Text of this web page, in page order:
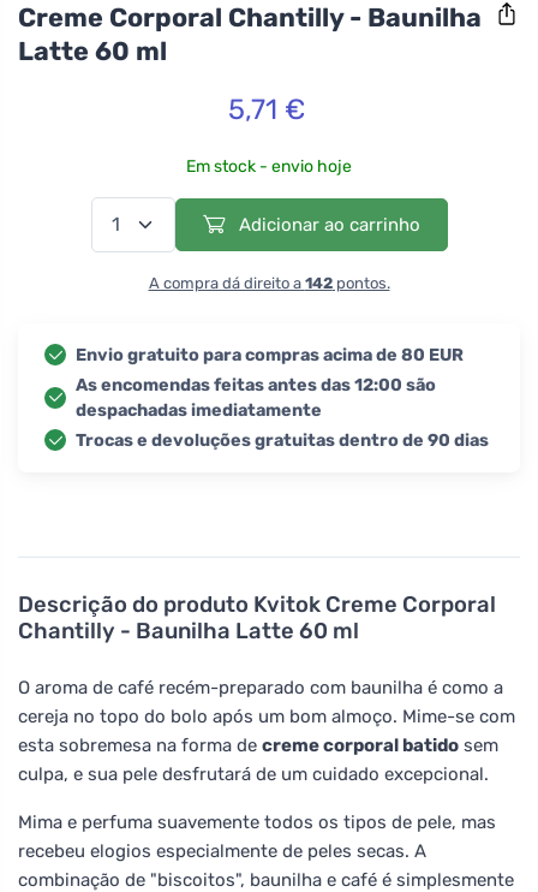
Descrição do produto Kvitok Creme Corporal
Chantilly - Baunilha Latte 60 ml
O aroma de café recém-preparado com baunilha é como a
cereja no topo do bolo após um bom almoço. Mime-se com
esta sobremesa na forma de creme corporal batido sem
culpa, e sua pele desfrutará de um cuidado excepcional.
Mima e perfuma suavemente todos os tipos de pele, mas
recebeu elogios especialmente de peles secas. A
combinação de "biscoitos", baunilha e café é simplesmente
Creme Corporal Chantilly - Baunilha
Latte 60 ml
5,71 €
Em stock - envio hoje
Adicionar ao carrinho
A compra dá direito a 142pontos.
Envio gratuito para compras acima de 80 EUR
As encomendas feitas antes das 12:00 são
despachadas imediatamente
Trocas e devoluções gratuitas dentro de 90 dias